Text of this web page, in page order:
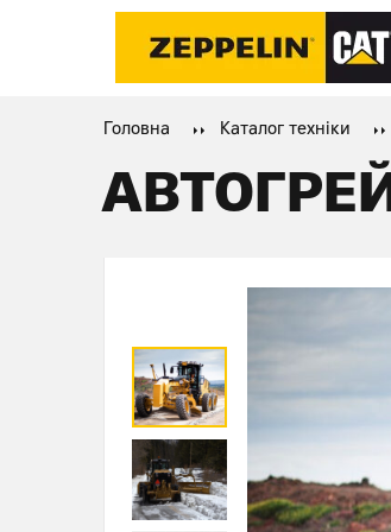
Головна Каталог техніки